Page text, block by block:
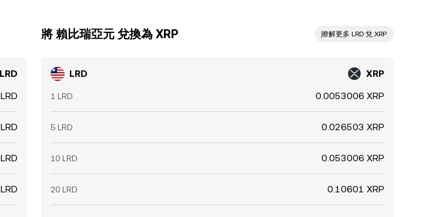
LRD
將 賴比瑞亞元 兌換為 XRP ִִִִִִִִִִִִִִִִִִִִִִִִִִִִִִִִִִִִִִִִִִִִִִִ瞭解更多 LRD 兌 XRP
LRD XRP
1 LRD 0.0053006 XRP
5 LRD 0.026503 XRP
10 LRD 0.053006 XRP
20 LRD 0.10601 XRP